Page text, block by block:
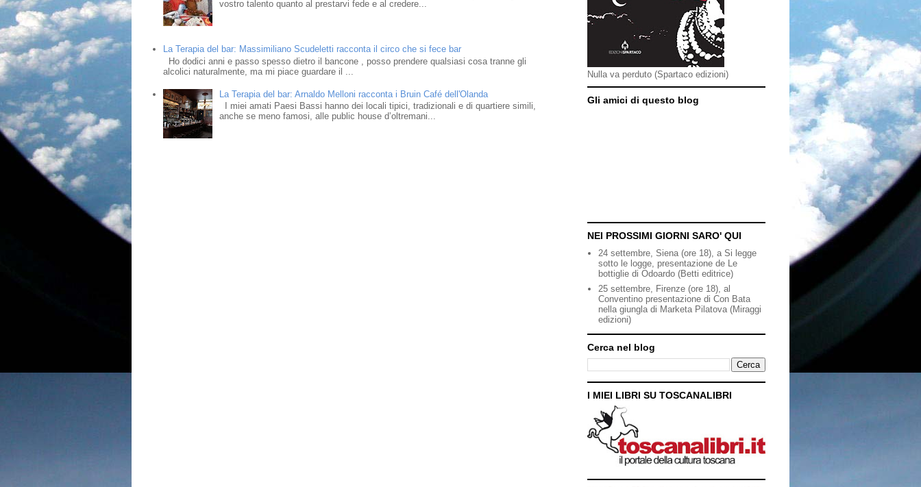
vostro talento quanto al prestarvi fede e al credere...
La Terapia del bar: Massimiliano Scudeletti racconta il circo che si fece bar
Ho dodici anni e passo spesso dietro il bancone , posso prendere qualsiasi cosa tranne gli
alcolici naturalmente, ma mi piace guardare il ...
La Terapia del bar: Arnaldo Melloni racconta i Bruin Café dell'Olanda
I miei amati Paesi Bassi hanno dei locali tipici, tradizionali e di quartiere simili,
anche se meno famosi, alle public house d’oltremani...
Nulla va perduto (Spartaco edizioni)
Gli amici di questo blog
NEI PROSSIMI GIORNI SARO' QUI
24 settembre, Siena (ore 18), a Si legge
sotto le logge, presentazione de Le
bottiglie di Odoardo (Betti editrice)
25 settembre, Firenze (ore 18), al
Conventino presentazione di Con Bata
nella giungla di Marketa Pilatova (Miraggi
edizioni)
Cerca nel blog
I MIEI LIBRI SU TOSCANALIBRI